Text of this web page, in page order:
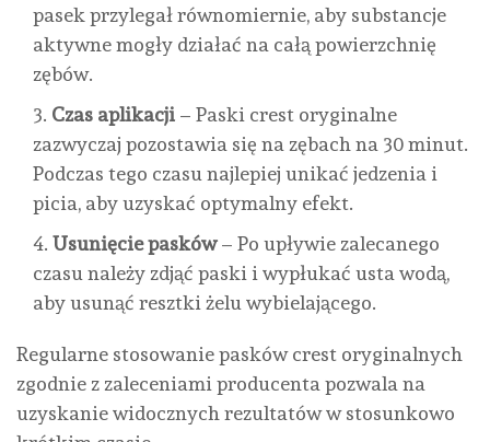
pasek przylegał równomiernie, aby substancje
aktywne mogły działać na całą powierzchnię
zębów.
Czas aplikacji – Paski crest oryginalne
zazwyczaj pozostawia się na zębach na 30 minut.
Podczas tego czasu najlepiej unikać jedzenia i
picia, aby uzyskać optymalny efekt.
Usunięcie pasków– Po upływie zalecanego
czasu należy zdjąć paski i wypłukać usta wodą,
aby usunąć resztki żelu wybielającego.
Regularne stosowanie pasków crest oryginalnych
zgodnie z zaleceniami producenta pozwala na
uzyskanie widocznych rezultatów w stosunkowo